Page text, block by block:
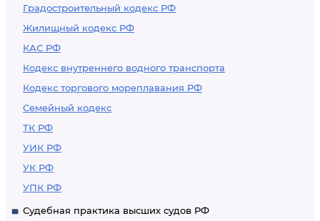
Градостроительный кодекс РФ
Жилищный кодекс РФ
КАС РФ
Кодекс внутреннего водного транспорта
Кодекс торгового мореплавания РФ
Семейный кодекс
ТК РФ
УИК РФ
УК РФ
УПК РФ
Судебная практика высших судов РФ